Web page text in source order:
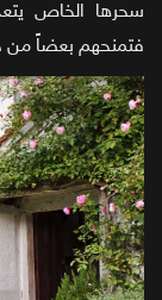
سحرها الخاص
فتمنحهم بعضاً من